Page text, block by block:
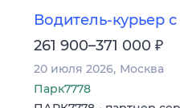
Водитель-курьер
261 900–371 000 ₽
20 июля 2026 Москва
Парк7778